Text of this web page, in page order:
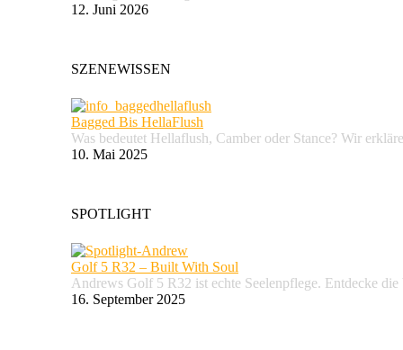
12. Juni 2026
SZENEWISSEN
Bagged Bis HellaFlush
Was bedeutet Hellaflush, Camber oder Stance? Wir
10. Mai 2025
SPOTLIGHT
Golf 5 R32 – Built With Soul
Andrews Golf 5 R32 ist echte Seelenpflege. Entdecke
16. September 2025